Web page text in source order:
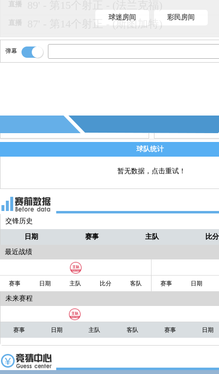
直播
直播 87' - 第14个射正 - (斯图加特)
直播
87' - 第5个进球 - 纳尔泰(斯图加特) - 射
攻: 瓦格诺曼)
球迷房间 彩民房间
弹幕
球队统计
暂无数据，点击重试！
交锋历史
日期 赛事 主队 比分
最近战绩
赛事 日期 主队 比分 客队 赛事 日期
未来赛程
赛事 日期 主队 客队 赛事 日期